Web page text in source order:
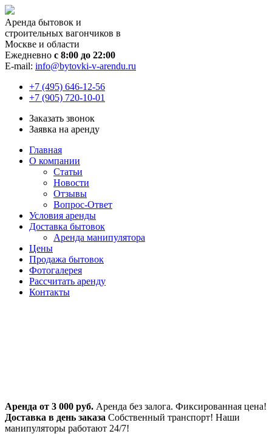
Аренда бытовок и
строительных вагончиков в
Москве и области
Ежедневно с 8:00 до 22:00
E-mail: info@bytovki-v-arendu.ru
+7 (495) 646-12-56
+7 (905) 720-10-01
Заказать звонок
Заявка на аренду
Главная
О компании
Статьи
Новости
Отзывы
Вопрос-Ответ
Условия аренды
Доставка бытовок
Аренда манипулятора
Цены
Продажа бытовок
Фотогалерея
Рассчитать аренду
Контакты
Аренда от 3 000 руб. Аренда без залога. Фиксированная цена!
Доставка в день заказа Собственный транспорт! Наши
манипуляторы работают 24/7!